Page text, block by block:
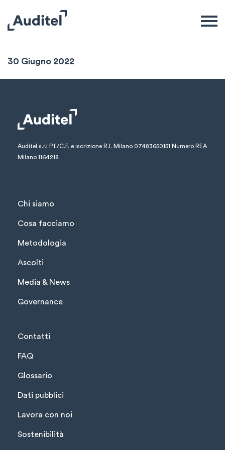
Sintesi Mensile
30 Giugno 2022
Auditel s.r.l P.I./C.F. e iscrizione R.I. Milano 07483650151 Numero REA
Milano 1164218
Chi siamo
Cosa facciamo
Metodologia
Ascolti
Media & News
Governance
Contatti
FAQ
Glossario
Dati pubblici
Lavora con noi
Sostenibilità